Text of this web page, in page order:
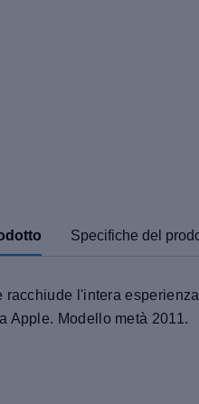
Specifiche del
racchiude l'intera
Apple. Modello metà 2011.